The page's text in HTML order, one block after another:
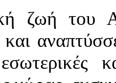
ζωή του
και